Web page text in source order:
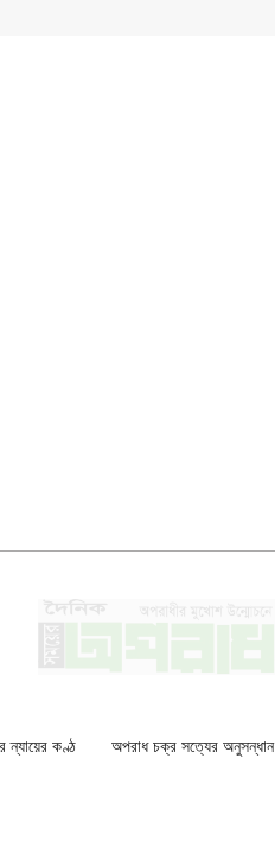
ন্যায়ের কণ্ঠ অপরাধ চক্র সত্যের অনুসন্ধান